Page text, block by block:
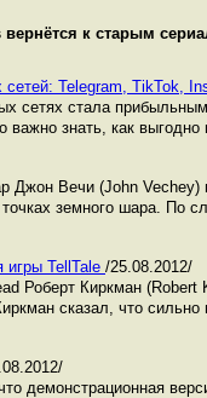
к старым
Telegram, TikTok,
сетях стала
важно знать, как выгодно
Джон Вечи (John
земного шара. По
игры TellTale /25.08.2012/
Роберт Киркман
сказал, что
демонстрационная